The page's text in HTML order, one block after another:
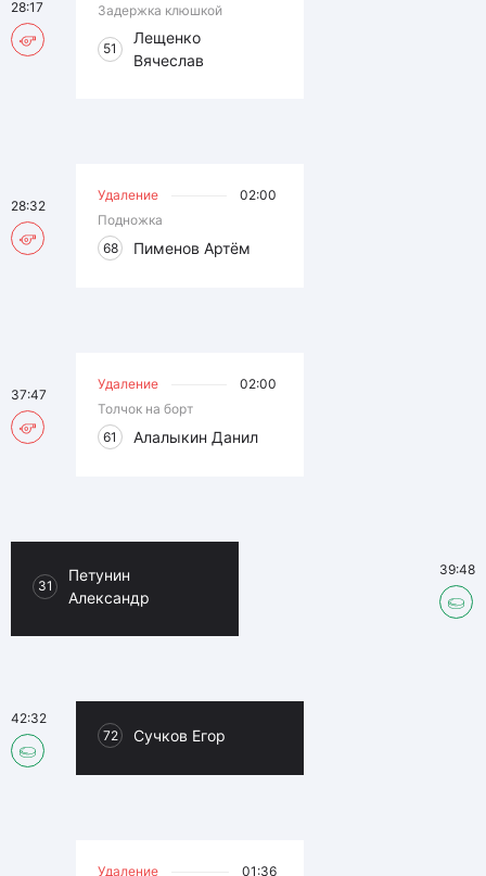
Задержка клюшкой
51
Лещенко
Вячеслав
28:17
Удаление
02:00
Подножка
68
Пименов Артём
28:32
Удаление
02:00
Толчок на борт
61
Алалыкин Данил
37:47
31
Петунин
Александр
39:48
72 Сучков Егор
42:32
Удаление 01:36